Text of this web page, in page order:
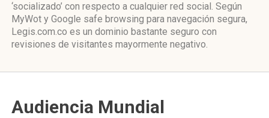
‘socializado’ con respecto a cualquier red social. Según
MyWot y Google safe browsing para navegación segura,
Legis.com.co es un dominio bastante seguro con
revisiones de visitantes mayormente negativo.
Audiencia Mundial